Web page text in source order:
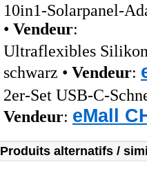
10in1-Solarpanel-
• Vendeur:
Ultraflexibles
schwarz • Vendeur:
2er-Set USB-C-
Vendeur: eMall
Produits alternatifs /